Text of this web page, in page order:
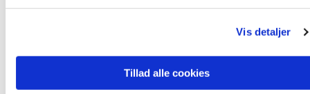
Vis detaljer
Tillad alle cookies